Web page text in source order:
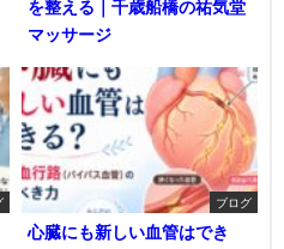
を整える｜千歳船橋の祐気堂
マッサージ
ブログ
心臓にも新しい血管はでき